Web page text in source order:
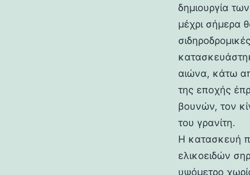
δημιουργία
μέχρι σήμερα
αιώνα, κάτω
της εποχής
βουνών, τον
του γρανίτη.
Η κατασκευή
ελικοειδών
υψόμετρο